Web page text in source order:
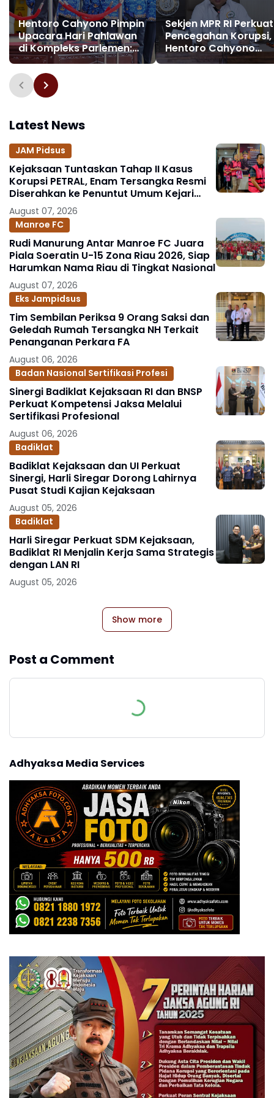
Hentoro Cahyono Pimpin
Upacara Hari Pahlawan
di Kompleks Parlemen:
"Perjuangan Kini dengan
Ilmu, Empati, dan
Pengabdian"
Sekjen MPR RI Perkuat
Pencegahan Korupsi,
Hentoro Cahyono
Sosialisasikan
Latest News
JAM Pidsus
Kejaksaan Tuntaskan Tahap II Kasus
Korupsi PETRAL, Enam Tersangka Resmi
Diserahkan ke Penuntut Umum Kejari
Jakpus
August 07, 2026
Manroe FC
Rudi Manurung Antar Manroe FC Juara
Piala Soeratin U-15 Zona Riau 2026, Siap
Harumkan Nama Riau di Tingkat Nasional
August 07, 2026
Eks Jampidsus
Tim Sembilan Periksa 9 Orang Saksi dan
Geledah Rumah Tersangka NH Terkait
Penanganan Perkara FA
August 06, 2026
Badan Nasional Sertifikasi Profesi
Sinergi Badiklat Kejaksaan RI dan BNSP
Perkuat Kompetensi Jaksa Melalui
Sertifikasi Profesional
August 06, 2026
Badiklat
Badiklat Kejaksaan dan UI Perkuat
Sinergi, Harli Siregar Dorong Lahirnya
Pusat Studi Kajian Kejaksaan
August 05, 2026
Badiklat
Harli Siregar Perkuat SDM Kejaksaan,
Badiklat RI Menjalin Kerja Sama Strategis
dengan LAN RI
August 05, 2026
Show more
Post a Comment
Adhyaksa Media Services